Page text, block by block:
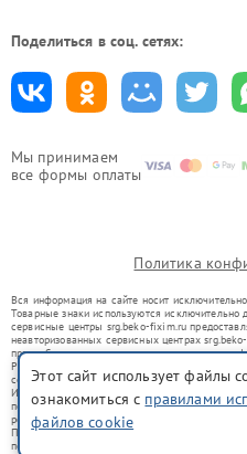
Мы принимаем
все формы оплаты
Поделиться в соц. сетях:
Политика
Вся информация на сайте носит
Товарные знаки используются исключительно
сервисные центры srg.beko-fixim.ru
неавторизованных сервисных центрах
правообладателями товарных знаков или их
Ремонт осуществляется для устройств, уже
со статьей 1487 ГК РФ.
Использование товарных знаков не
потребителей в заблуждение, а служит для
ремонту техники указанных брендов.
Представленная на сайте информация не
положениями Статьи 437(2) Гражданского
Этот сайт использует файлы
ознакомиться с правилами
файлов cookie